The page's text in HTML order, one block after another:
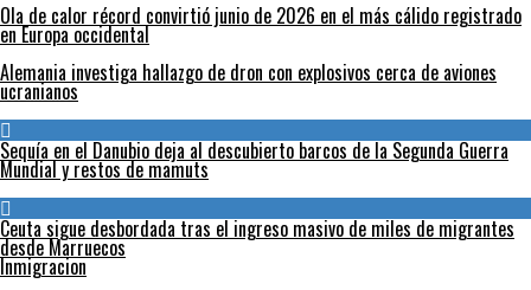
Ola de calor récord convirtió junio de 2026 en el más cálido registrado
en Europa occidental
Alemania investiga hallazgo de dron con explosivos cerca de aviones
ucranianos
Sequía en el Danubio deja al descubierto barcos de la Segunda Guerra
Mundial y restos de mamuts
Ceuta sigue desbordada tras el ingreso masivo de miles de migrantes
desde Marruecos
Inmigracion